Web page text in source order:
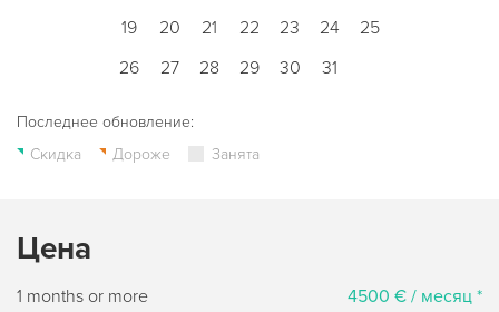
19
20 21 22 23 24
25
26
27 28 29 30 31
Последнее обновление:
Скидка
Дороже Занята
Цена
1 months or more 4500 € / месяц *